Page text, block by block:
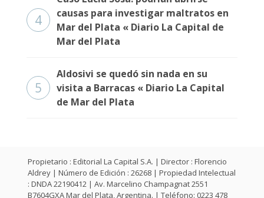
4
causas para investigar maltratos en
Mar del Plata « Diario La Capital de
Mar del Plata
5
Aldosivi se quedó sin nada en su
visita a Barracas « Diario La Capital
de Mar del Plata
Propietario : Editorial La Capital S.A. | Director : Florencio
Aldrey | Número de Edición : 26268 | Propiedad Intelectual
: DNDA 22190412 | Av. Marcelino Champagnat 2551
B7604GXA Mar del Plata, Argentina. | Teléfono: 0223 478